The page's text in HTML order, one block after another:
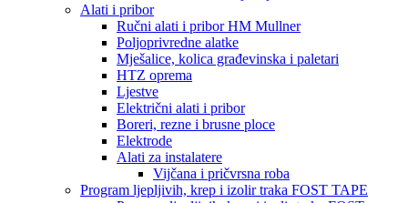
Alati i pribor
Ručni alati i pribor HM Mullner
Poljoprivredne alatke
Mješalice, kolica građevinska i paletari
HTZ oprema
Ljestve
Električni alati i pribor
Boreri, rezne i brusne ploce
Elektrode
Alati za instalatere
Vijčana i pričvrsna roba
Program ljepljivih, krep i izolir traka FOST TAPE